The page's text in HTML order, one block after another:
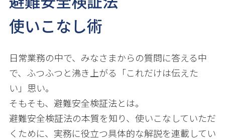
使いこなし術
日常業務の中で、みなさまからの質問に答える中
で、ふつふつと沸き上がる「これだけは伝えた
い」思い。
そもそも、避難安全検証法とは。
避難安全検証法の本質を知り、使いこなしていただ
くために、実務に役立つ具体的な解説を連載してい